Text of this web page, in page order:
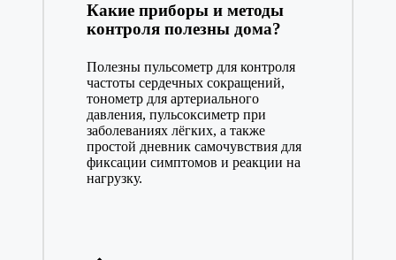
Какие приборы и методы
контроля полезны дома?
Полезны пульсометр для контроля
частоты сердечных сокращений,
тонометр для артериального
давления, пульсоксиметр при
заболеваниях лёгких, а также
простой дневник самочувствия для
фиксации симптомов и реакции на
нагрузку.